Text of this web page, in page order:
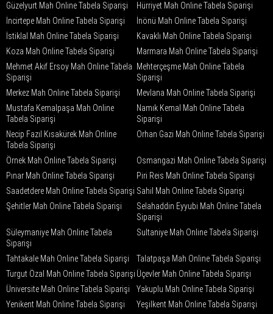
Güzelyurt Mah Online Tabela Siparişi
Hürriyet Mah Online Tabela Siparişi
İncirtepe Mah Online Tabela Siparişi
İnönü Mah Online Tabela Siparişi
İstiklal Mah Online Tabela Siparişi
Kavaklı Mah Online Tabela Siparişi
Koza Mah Online Tabela Siparişi
Marmara Mah Online Tabela Siparişi
Mehmet Akif Ersoy Mah Online Tabela
Siparişi
Mehterçeşme Mah Online Tabela
Siparişi
Merkez Mah Online Tabela Siparişi
Mevlana Mah Online Tabela Siparişi
Mustafa Kemalpaşa Mah Online
Tabela Siparişi
Namık Kemal Mah Online Tabela
Siparişi
Necip Fazıl Kısakürek Mah Online
Tabela Siparişi
Orhan Gazi Mah Online Tabela Siparişi
Örnek Mah Online Tabela Siparişi
Osmangazi Mah Online Tabela Siparişi
Pınar Mah Online Tabela Siparişi
Piri Reis Mah Online Tabela Siparişi
Saadetdere Mah Online Tabela Siparişi Sahil Mah Online Tabela Siparişi
Şehitler Mah Online Tabela Siparişi
Selahaddin Eyyubi Mah Online Tabela
Siparişi
Süleymaniye Mah Online Tabela
Siparişi
Sultaniye Mah Online Tabela Siparişi
Tahtakale Mah Online Tabela Siparişi
Talatpaşa Mah Online Tabela Siparişi
Turgut Özal Mah Online Tabela Siparişi Üçevler Mah Online Tabela Siparişi
Üniversite Mah Online Tabela Siparişi
Yakuplu Mah Online Tabela Siparişi
Yenikent Mah Online Tabela Siparişi
Yeşilkent Mah Online Tabela Siparişi